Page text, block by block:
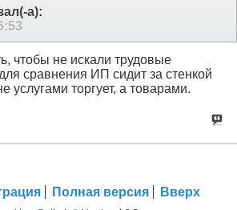
а):
чтобы не искали трудовые
сравнения ИП сидит за стенкой
услугами торгует, а товарами.
Полная версия Вверх